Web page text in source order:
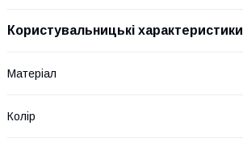
Користувальницькі характеристики
Матеріал
Колір